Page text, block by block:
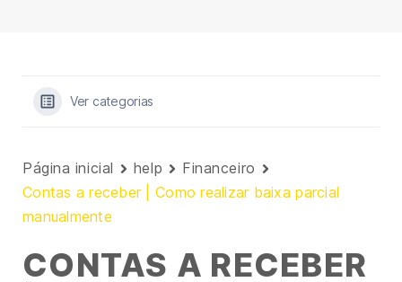
Ver categorias
Página inicial help
Financeiro
Contas a receber | Como realizar baixa parcial
manualmente
CONTAS A RECEBER